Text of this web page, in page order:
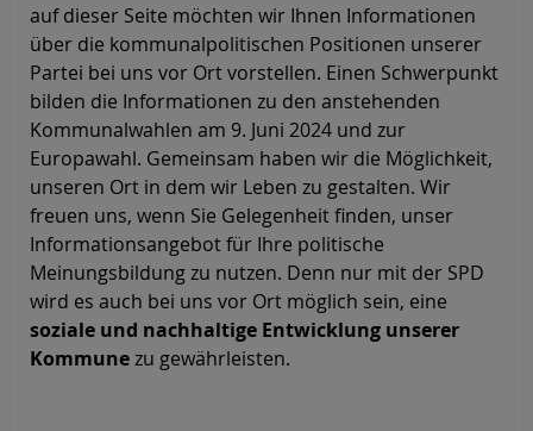
auf dieser Seite möchten wir Ihnen Informationen
über die kommunalpolitischen Positionen unserer
Partei bei uns vor Ort vorstellen. Einen Schwerpunkt
bilden die Informationen zu den anstehenden
Kommunalwahlen am 9. Juni 2024 und zur
Europawahl. Gemeinsam haben wir die Möglichkeit,
unseren Ort in dem wir Leben zu gestalten. Wir
freuen uns, wenn Sie Gelegenheit finden, unser
Informationsangebot für Ihre politische
Meinungsbildung zu nutzen. Denn nur mit der SPD
wird es auch bei uns vor Ort möglich sein, eine
soziale und nachhaltige Entwicklung unserer
Kommunezu gewährleisten.